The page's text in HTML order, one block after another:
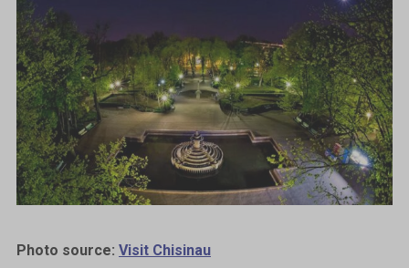
Photo source: Visit Chisinau